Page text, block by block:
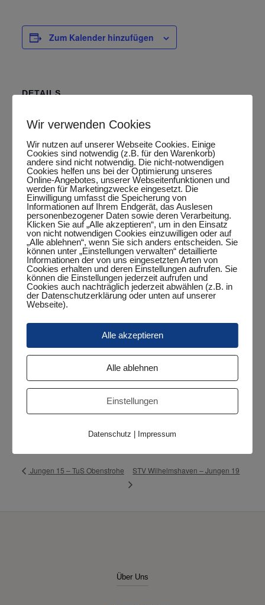
Zum Kalender hinzufügen
DETAILS
Oktober 28, 2025
Zeit:
20:15 Uhr - 22:15 Uhr
Veranstaltungskategorie:
Punktspiel
VERANSTALTUNGSORT
Hauptstraße 26
26388 Google Karte anzeigen
Google Maps aktivieren?
Google Maps kann nur aktiviert werden, wenn
Cookies gesetzt werden dürfen.
Google Maps aktivieren
verarbeitet. Mehr dazu in der Datenschutzerklärung von
Jungen 15 – TuS Obenstrohe STV Wilhelmshaven – Jungen 19
Über Uns
Wir verwenden Cookies
Wir nutzen auf unserer Webseite Cookies. Einige
Cookies sind notwendig (z.B. für den Warenkorb)
andere sind nicht notwendig. Die nicht-notwendigen
Cookies helfen uns bei der Optimierung unseres
Online-Angebotes, unserer Webseitenfunktionen und
werden für Marketingzwecke eingesetzt. Die
Einwilligung umfasst die Speicherung von
Informationen auf Ihrem Endgerät, das Auslesen
personenbezogener Daten sowie deren Verarbeitung.
Klicken Sie auf „Alle akzeptieren“, um in den Einsatz
von nicht notwendigen Cookies einzuwilligen oder auf
„Alle ablehnen“, wenn Sie sich anders entscheiden. Sie
können unter „Einstellungen verwalten“ detaillierte
Informationen der von uns eingesetzten Arten von
Cookies erhalten und deren Einstellungen aufrufen. Sie
können die Einstellungen jederzeit aufrufen und
Cookies auch nachträglich jederzeit abwählen (z.B. in
der Datenschutzerklärung oder unten auf unserer
Webseite).
Alle akzeptieren
Alle ablehnen
Einstellungen
Datenschutz | Impressum